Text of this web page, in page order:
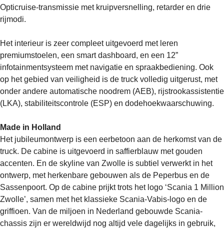
Opticruise-transmissie met kruipversnelling, retarder en drie
rijmodi.
Het interieur is zeer compleet uitgevoerd met leren
premiumstoelen, een smart dashboard, en een 12”
infotainmentsysteem met navigatie en spraakbediening. Ook
op het gebied van veiligheid is de truck volledig uitgerust, met
onder andere automatische noodrem (AEB), rijstrookassistentie
(LKA), stabiliteitscontrole (ESP) en dodehoekwaarschuwing.
Made in Holland
Het jubileumontwerp is een eerbetoon aan de herkomst van de
truck. De cabine is uitgevoerd in saffierblauw met gouden
accenten. En de skyline van Zwolle is subtiel verwerkt in het
ontwerp, met herkenbare gebouwen als de Peperbus en de
Sassenpoort. Op de cabine prijkt trots het logo ‘Scania 1 Million
Zwolle’, samen met het klassieke Scania-Vabis-logo en de
griffioen. Van de miljoen in Nederland gebouwde Scania-
chassis zijn er wereldwijd nog altijd vele dagelijks in gebruik,